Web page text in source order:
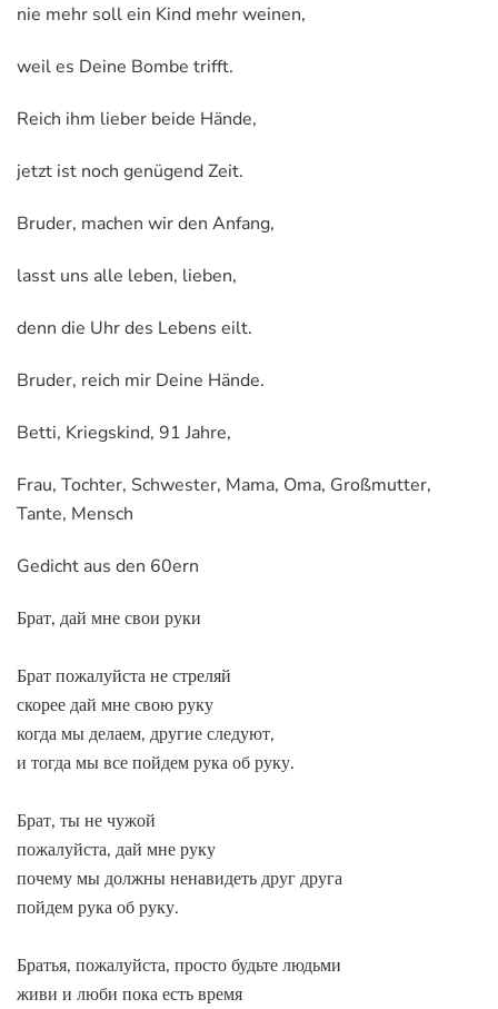
nie mehr soll ein Kind mehr weinen,
weil es Deine Bombe trifft.
Reich ihm lieber beide Hände,
jetzt ist noch genügend Zeit.
Bruder, machen wir den Anfang,
lasst uns alle leben, lieben,
denn die Uhr des Lebens eilt.
Bruder, reich mir Deine Hände.
Betti, Kriegskind, 91 Jahre,
Frau, Tochter, Schwester, Mama, Oma, Großmutter,
Tante, Mensch
Gedicht aus den 60ern
Брат, дай мне свои руки
Брат пожалуйста не стреляй
скорее дай мне свою руку
когда мы делаем, другие следуют,
и тогда мы все пойдем рука об руку.
Брат, ты не чужой
пожалуйста, дай мне руку
почему мы должны ненавидеть друг друга
пойдем рука об руку.
Братья, пожалуйста, просто будьте людьми
живи и люби пока есть время